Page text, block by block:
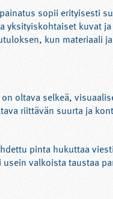
sopii erityisesti
kuvat
kun materiaali
oltava selkeä,
riittävän suurta ja
pinta hukuttaa
valkoista taustaa